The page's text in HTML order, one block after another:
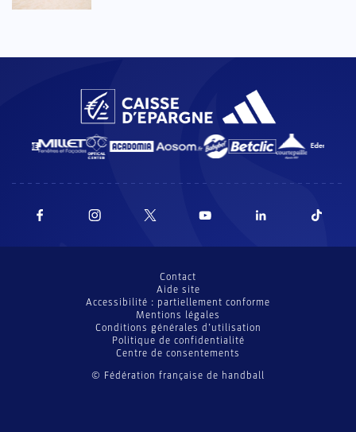
© Fédération française de handball
Contact
Aide site
Accessibilité : partiellement conforme
Mentions légales
Conditions générales d’utilisation
Politique de confidentialité
Centre de consentements